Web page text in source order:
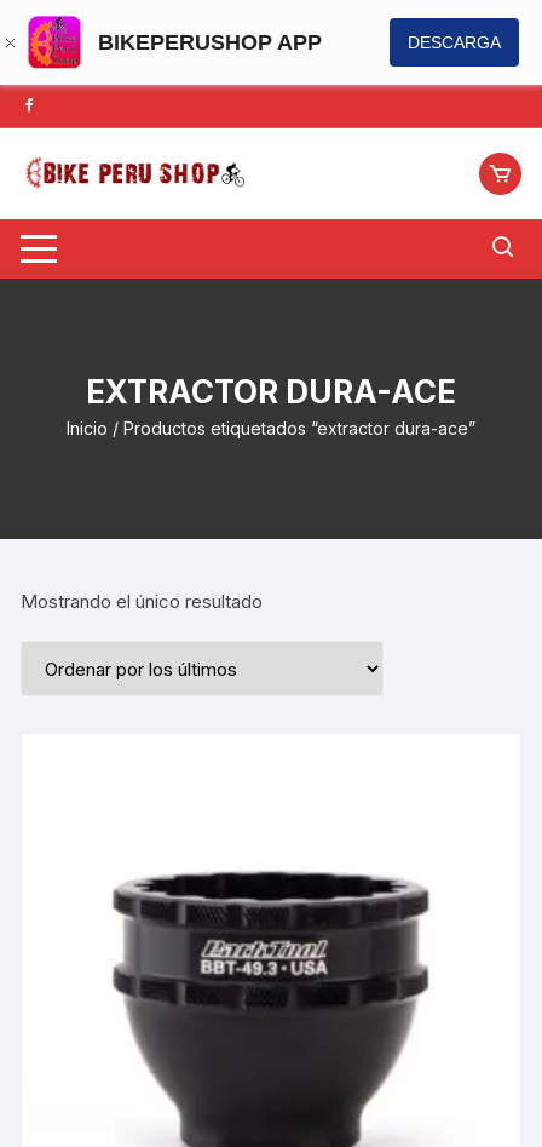
BIKEPERUSHOP APP DESCARGA
Saltar
al
contenido
EXTRACTOR DURA-ACE
Inicio / Productos etiquetados “extractor dura-ace”
Mostrando el único resultado